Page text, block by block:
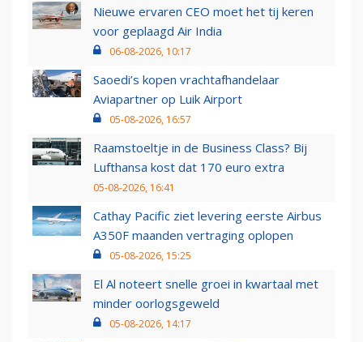
Nieuwe ervaren CEO moet het tij keren
voor geplaagd Air India
06-08-2026, 10:17
Saoedi’s kopen vrachtafhandelaar
Aviapartner op Luik Airport
05-08-2026, 16:57
Raamstoeltje in de Business Class? Bij
Lufthansa kost dat 170 euro extra
05-08-2026, 16:41
Cathay Pacific ziet levering eerste Airbus
A350F maanden vertraging oplopen
05-08-2026, 15:25
El Al noteert snelle groei in kwartaal met
minder oorlogsgeweld
05-08-2026, 14:17